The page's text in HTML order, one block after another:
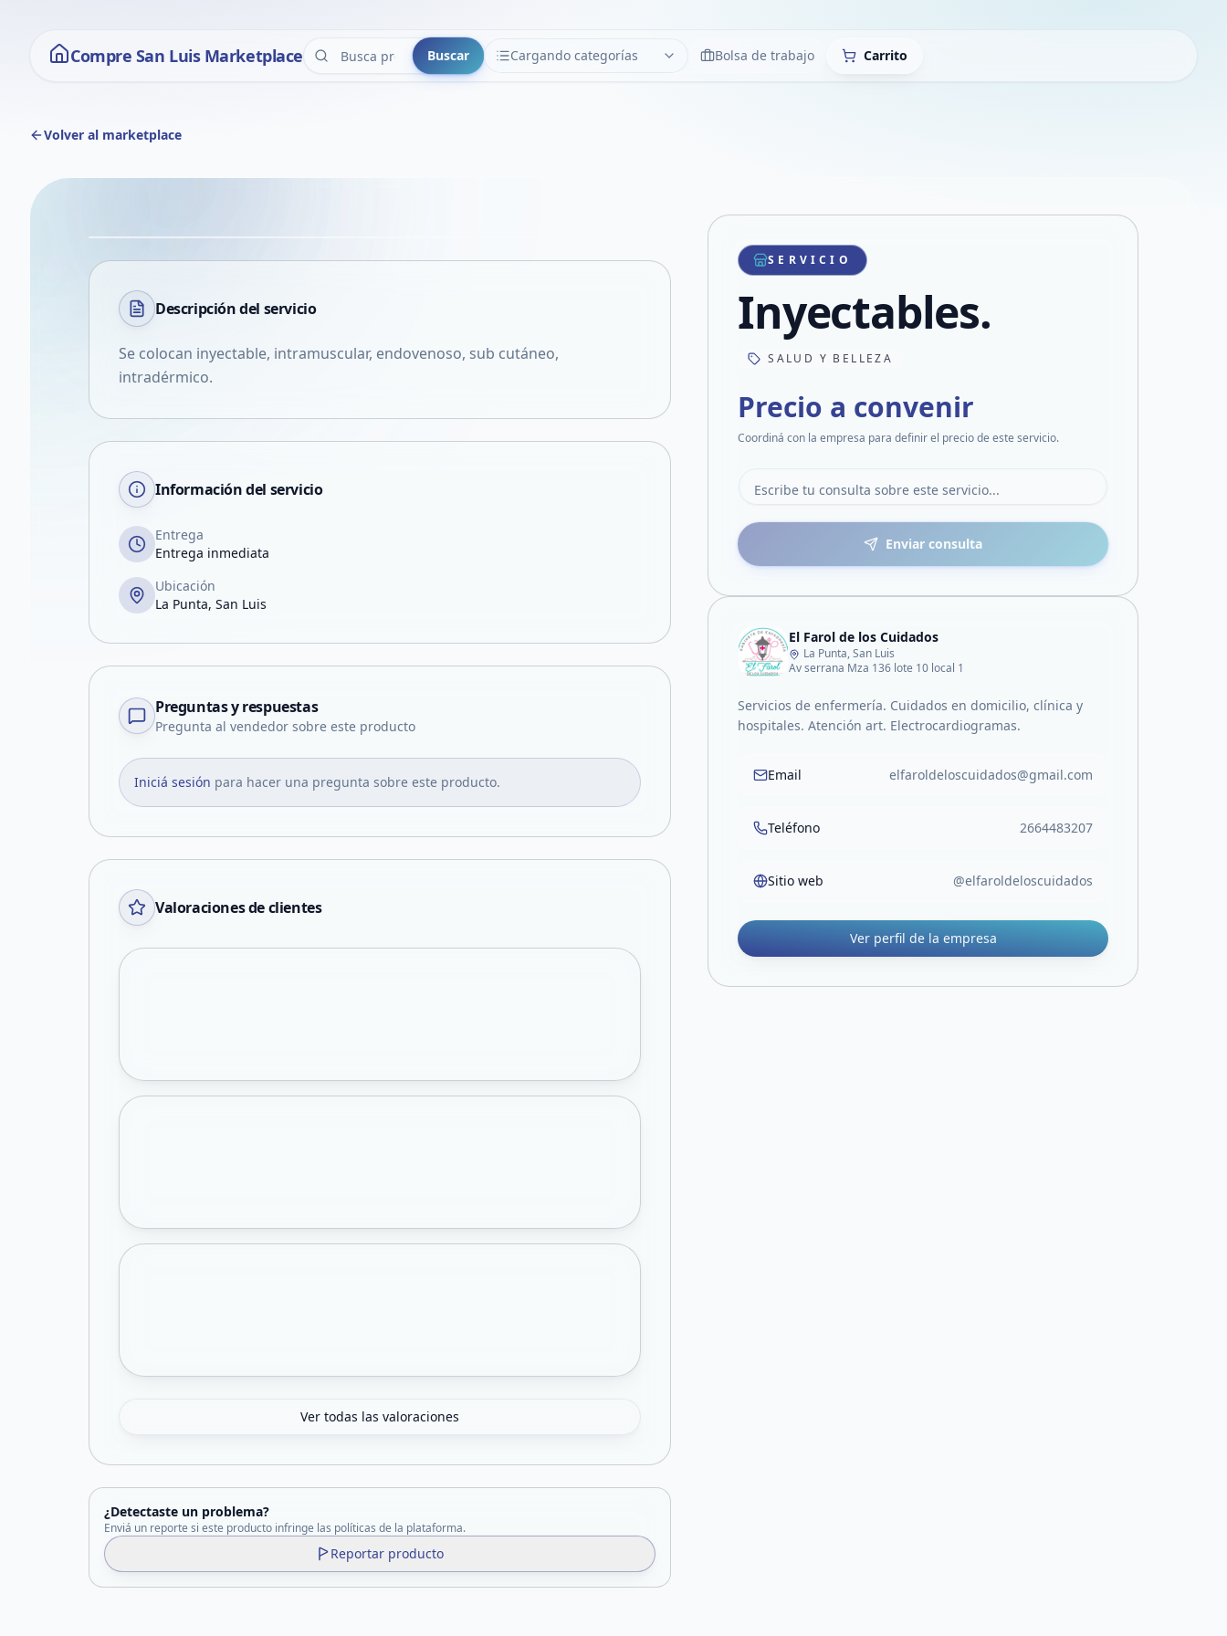
Compre San Luis Marketplace Buscar Cargando categorías
CATEGORÍAS LimpiarBolsa de trabajo Carrito
Volver al marketplace
VER EN PANTALLA COMPLETA
Compartir producto
Compartir por WhatsApp
Compartir por mail
Compartir en Facebook
Compartir en X
Descripción del servicio
Se colocan inyectable, intramuscular, endovenoso, sub cutáneo,
intradérmico.
Información del servicio
Entrega
Entrega inmediata
Ubicación
La Punta, San Luis
Preguntas y respuestas
Pregunta al vendedor sobre este producto
Iniciá sesión para hacer una pregunta sobre este producto.
Valoraciones de clientes
Ver todas las valoraciones
¿Detectaste un problema?
Enviá un reporte si este producto infringe las políticas de la plataforma.
Reportar producto
SERVICIO
Inyectables.
SALUD Y BELLEZA
Precio a convenir
Coordiná con la empresa para definir el precio de este servicio.
Enviar consulta
El Farol de los Cuidados
La Punta, San Luis
Av serrana Mza 136 lote 10 local 1
Servicios de enfermería. Cuidados en domicilio, clínica y
hospitales. Atención art. Electrocardiogramas.
Email elfaroldeloscuidados@gmail.com
Teléfono 2664483207
Sitio web @elfaroldeloscuidados
Ver perfil de la empresa